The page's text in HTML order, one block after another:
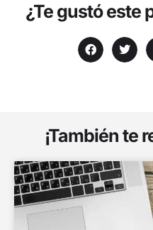
¿Te gustó este
¡También te